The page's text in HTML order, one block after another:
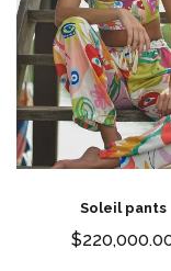
Soleil pants